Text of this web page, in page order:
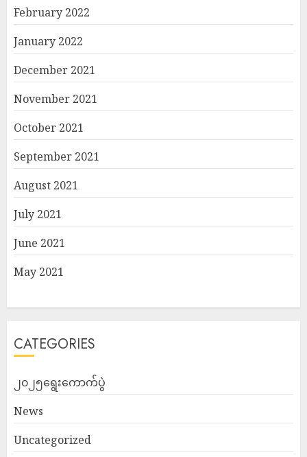
February 2022
January 2022
December 2021
November 2021
October 2021
September 2021
August 2021
July 2021
June 2021
May 2021
CATEGORIES
၂၀၂၅ရွေးကောက်ပွဲ
News
Uncategorized